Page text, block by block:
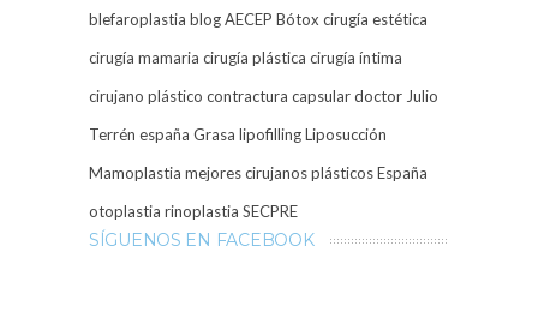
blefaroplastia blog AECEP Bótox cirugía estética
cirugía mamaria cirugía plástica cirugía íntima
cirujano plástico contractura capsulardoctor Julio
Terrén españa Grasa lipofillingLiposucción
Mamoplastia mejores cirujanos plásticos España
otoplastia rinoplastia SECPRE
SÍGUENOS EN FACEBOOK